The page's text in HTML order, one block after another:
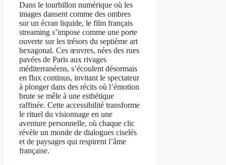
Dans le tourbillon numérique où les
images dansent comme des ombres
sur un écran liquide, le film français
streaming s’impose comme une porte
ouverte sur les trésors du septième art
hexagonal. Ces œuvres, nées des rues
pavées de Paris aux rivages
méditerranéens, s’écoulent désormais
en flux continus, invitant le spectateur
à plonger dans des récits où l’émotion
brute se mêle à une esthétique
raffinée. Cette accessibilité transforme
le rituel du visionnage en une
aventure personnelle, où chaque clic
révèle un monde de dialogues ciselés
et de paysages qui respirent l’âme
française.